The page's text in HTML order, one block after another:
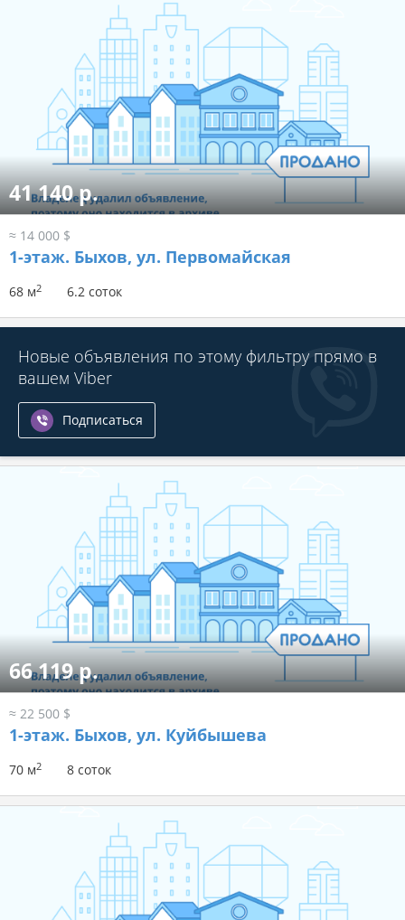
41 140 р.
≈ 14 000 $
1-этаж. Быхов, ул. Первомайская
68 м2 6.2 соток
Новые объявления по этому фильтру прямо в
вашем Viber
Подписаться
66 119 р.
≈ 22 500 $
1-этаж. Быхов, ул. Куйбышева
70 м2 8 соток